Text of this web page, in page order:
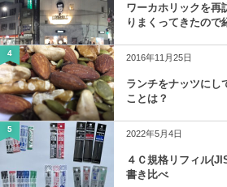
ワーカホリックを再
りまくってきたので
4 2016年11月25日
ランチをナッツにし
ことは？
5 2022年5月4日
４Ｃ規格リフィル
書き比べ